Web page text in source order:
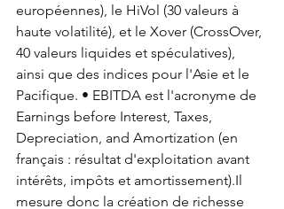
européennes), le HiVol (30 valeurs à
haute volatilité), et le Xover (CrossOver,
40 valeurs liquides et spéculatives),
ainsi que des indices pour l'Asie et le
Pacifique. • EBITDA est l'acronyme de
Earnings before Interest, Taxes,
Depreciation, and Amortization (en
français : résultat d'exploitation avant
intérêts, impôts et amortissement).Il
mesure donc la création de richesse